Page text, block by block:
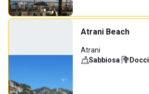
Atrani Beach
Atrani
Sabbiosa·